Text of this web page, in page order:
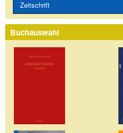
Zeitschrift
Buchauswahl